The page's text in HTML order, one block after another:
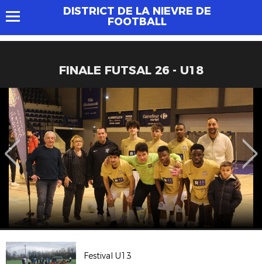
DISTRICT DE LA NIEVRE DE
FOOTBALL
FINALE FUTSAL 26 - U18
Festival U13